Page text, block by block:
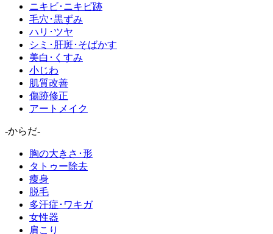
ニキビ･ニキビ跡
毛穴･黒ずみ
ハリ･ツヤ
シミ･肝斑･そばかす
美白･くすみ
小じわ
肌質改善
傷跡修正
アートメイク
-からだ-
胸の大きさ･形
タトゥー除去
痩身
脱毛
多汗症･ワキガ
女性器
肩こり